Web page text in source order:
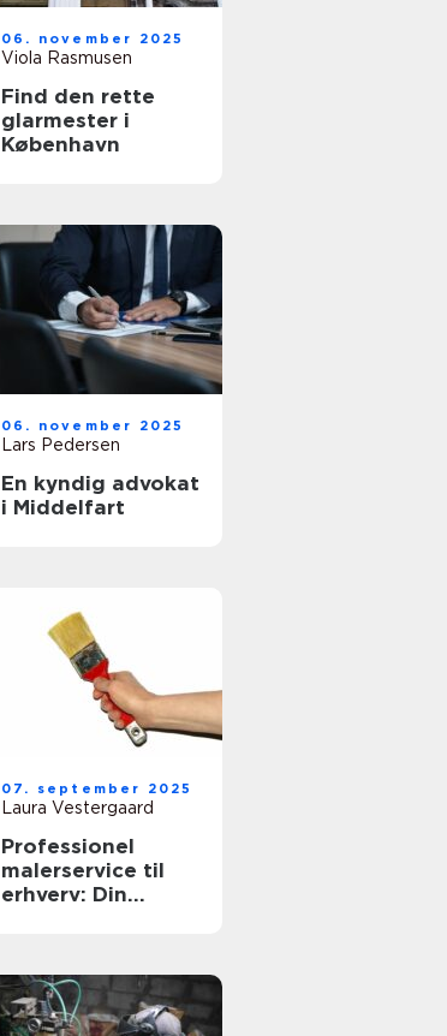
06. november 2025
Viola Rasmusen
Find den rette
glarmester i
København
06. november 2025
Lars Pedersen
En kyndig advokat
i Middelfart
07. september 2025
Laura Vestergaard
Professionel
malerservice til
erhverv: Din